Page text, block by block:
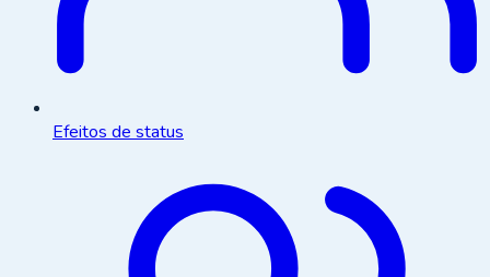
Efeitos de status